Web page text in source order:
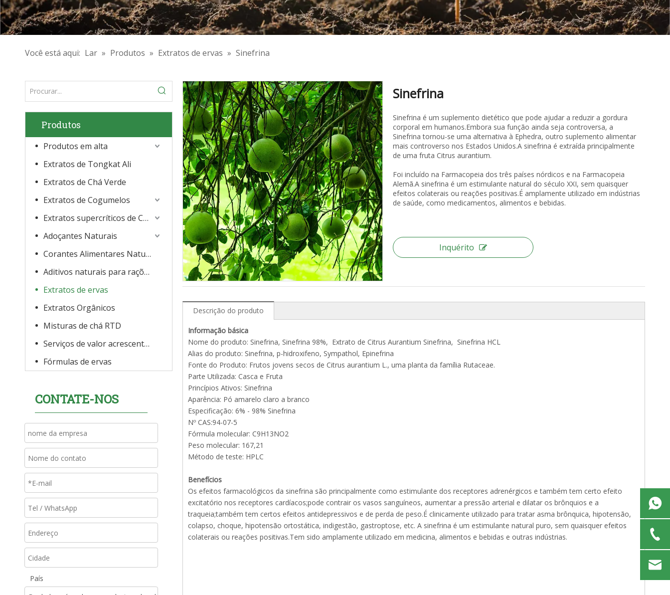
Você está aqui: Lar » Produtos » Extratos de ervas » Sinefrina
Produtos
Produtos em alta
Extratos de Tongkat Ali
Extratos de Chá Verde
Extratos de Cogumelos
Extratos supercríticos de CO2
Adoçantes Naturais
Corantes Alimentares Naturais
Aditivos naturais para rações
Extratos de ervas
Extratos Orgânicos
Misturas de chá RTD
Serviços de valor acrescentado
Fórmulas de ervas
CONTATE-NOS
País
Sinefrina
Sinefrina é um suplemento dietético que pode ajudar a reduzir a gordura
corporal em humanos.Embora sua função ainda seja controversa, a
Sinefrina tornou-se uma alternativa à Ephedra, outro suplemento alimentar
mais controverso nos Estados Unidos.A sinefrina é extraída principalmente
de uma fruta Citrus aurantium.
Foi incluído na Farmacopeia dos três países nórdicos e na Farmacopeia
Alemã.A sinefrina é um estimulante natural do século XXI, sem quaisquer
efeitos colaterais ou reações positivas.É amplamente utilizado em indústrias
de saúde, como medicamentos, alimentos e bebidas.
Inquérito
Descrição do produto
Informação básica
Nome do produto: Sinefrina, Sinefrina 98%, Extrato de Citrus Aurantium Sinefrina, Sinefrina HCL
Alias ​​do produto: Sinefrina, p-hidroxifeno, Sympathol, Epinefrina
Fonte do Produto: Frutos jovens secos de Citrus aurantium L., uma planta da família Rutaceae.
Parte Utilizada: Casca e Fruta
Princípios Ativos: Sinefrina
Aparência: Pó amarelo claro a branco
Especificação: 6% - 98% Sinefrina
Nº CAS:94-07-5
Fórmula molecular: C9H13NO2
Peso molecular: 167,21
Método de teste: HPLC
Benefícios
Os efeitos farmacológicos da sinefrina são principalmente como estimulante dos receptores adrenérgicos e também tem certo efeito
excitatório nos receptores cardíacos;pode contrair os vasos sanguíneos, aumentar a pressão arterial e dilatar os brônquios e a
traqueia;também tem certos efeitos antidepressivos e de perda de peso.É clinicamente utilizado para tratar asma brônquica, hipotensão,
colapso, choque, hipotensão ortostática, indigestão, gastroptose, etc. A sinefrina é um estimulante natural puro, sem quaisquer efeitos
colaterais ou reações positivas.Tem sido amplamente utilizado em medicina, alimentos e bebidas e outras indústrias.